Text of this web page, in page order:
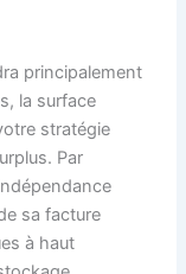
principalement
la surface
stratégie
Par
sa facture
à haut